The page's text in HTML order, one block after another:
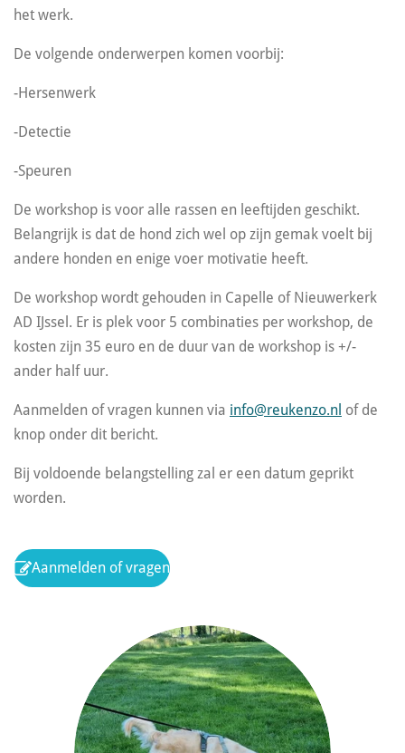
het werk.
De volgende onderwerpen komen voorbij:
-Hersenwerk
-Detectie
-Speuren
De workshop is voor alle rassen en leeftijden geschikt.
Belangrijk is dat de hond zich wel op zijn gemak voelt bij
andere honden en enige voer motivatie heeft.
De workshop wordt gehouden in Capelle of Nieuwerkerk
AD IJssel. Er is plek voor 5 combinaties per workshop, de
kosten zijn 35 euro en de duur van de workshop is +/-
ander half uur.
Aanmelden of vragen kunnen via info@reukenzo.nl of de
knop onder dit bericht.
Bij voldoende belangstelling zal er een datum geprikt
worden.
Aanmelden of vragen